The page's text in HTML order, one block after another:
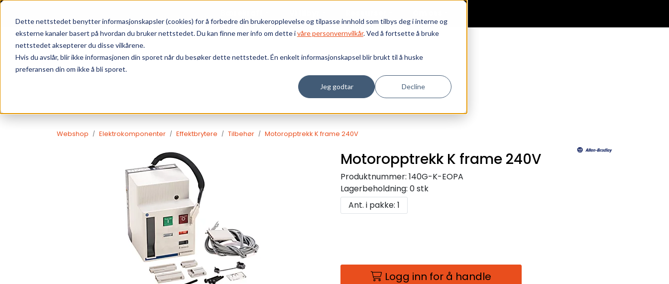
Dette nettstedet benytter informasjonskapsler (cookies) for å forbedre din brukeropplevelse og tilpasse innhold som tilbys deg i interne og
eksterne kanaler basert på hvordan du bruker nettstedet. Du kan finne mer info om dette ivåre personvernvilkår. Ved å fortsette å bruke
nettstedet aksepterer du disse vilkårene.
Hvis du avslår, blir ikke informasjonen din sporet når du besøker dette nettstedet. Én enkelt informasjonskapsel blir brukt til å huske
preferansen din om ikke å bli sporet.
Jeg godtar Decline
Skip to main content
Webshop Elektrokomponenter Effektbrytere Tilbehør Motoropptrekk K frame 240V
Motoropptrekk K frame 240V
Produktnummer: 140G-K-EOPA
Lagerbeholdning: 0 stk
Ant. i pakke: 1
Logg inn for å handle